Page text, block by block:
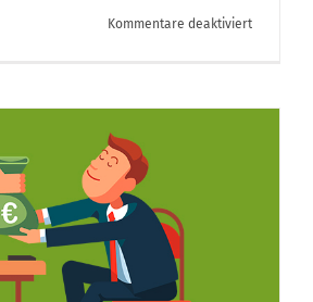
Kommentare deaktiviertfür